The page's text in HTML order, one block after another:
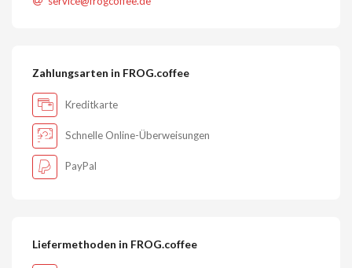
Zahlungsarten in FROG.coffee
Kreditkarte
Schnelle Online-Überweisungen
PayPal
Liefermethoden in FROG.coffee